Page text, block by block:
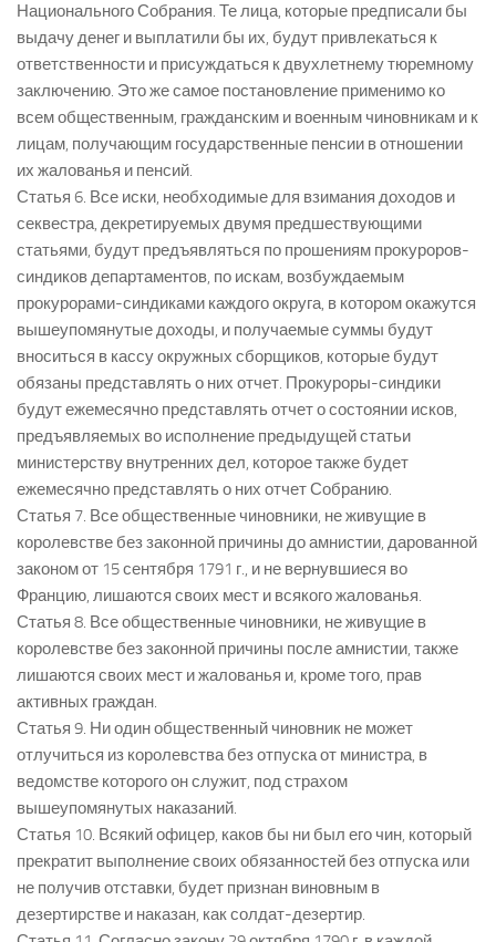
Национального Собрания. Те лица, которые предписали бы
выдачу денег и выплатили бы их, будут привлекаться к
ответственности и присуждаться к двухлетнему тюремному
заключению. Это же самое постановление применимо ко
всем общественным, гражданским и военным чиновникам и к
лицам, получающим государственные пенсии в отношении
их жалованья и пенсий.
Статья 6. Все иски, необходимые для взимания доходов и
секвестра, декретируемых двумя предшествующими
статьями, будут предъявляться по прошениям прокуроров-
синдиков департаментов, по искам, возбуждаемым
прокурорами-синдиками каждого округа, в котором окажутся
вышеупомянутые доходы, и получаемые суммы будут
вноситься в кассу окружных сборщиков, которые будут
обязаны представлять о них отчет. Прокуроры-синдики
будут ежемесячно представлять отчет о состоянии исков,
предъявляемых во исполнение предыдущей статьи
министерству внутренних дел, которое также будет
ежемесячно представлять о них отчет Собранию.
Статья 7. Все общественные чиновники, не живущие в
королевстве без законной причины до амнистии, дарованной
законом от 15 сентября 1791 г., и не вернувшиеся во
Францию, лишаются своих мест и всякого жалованья.
Статья 8. Все общественные чиновники, не живущие в
королевстве без законной причины после амнистии, также
лишаются своих мест и жалованья и, кроме того, прав
активных граждан.
Статья 9. Ни один общественный чиновник не может
отлучиться из королевства без отпуска от министра, в
ведомстве которого он служит, под страхом
вышеупомянутых наказаний.
Статья 10. Всякий офицер, каков бы ни был его чин, который
прекратит выполнение своих обязанностей без отпуска или
не получив отставки, будет признан виновным в
дезертирстве и наказан, как солдат-дезертир.